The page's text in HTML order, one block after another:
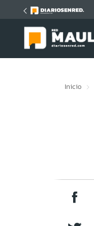
Inicio